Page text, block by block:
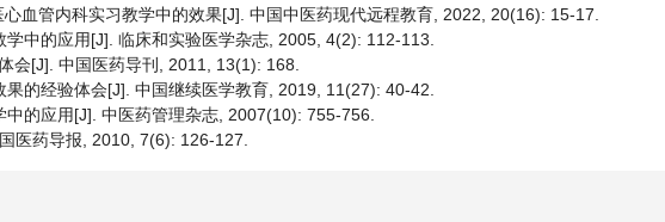
血管内科实习教学中的效果[J]. 中国中医药现代远程教育, 2022, 20(16): 15-17.
中的应用[J]. 临床和实验医学杂志, 2005, 4(2): 112-113.
会[J]. 中国医药导刊, 2011, 13(1): 168.
的经验体会[J]. 中国继续医学教育, 2019, 11(27): 40-42.
的应用[J]. 中医药管理杂志, 2007(10): 755-756.
医药导报, 2010, 7(6): 126-127.